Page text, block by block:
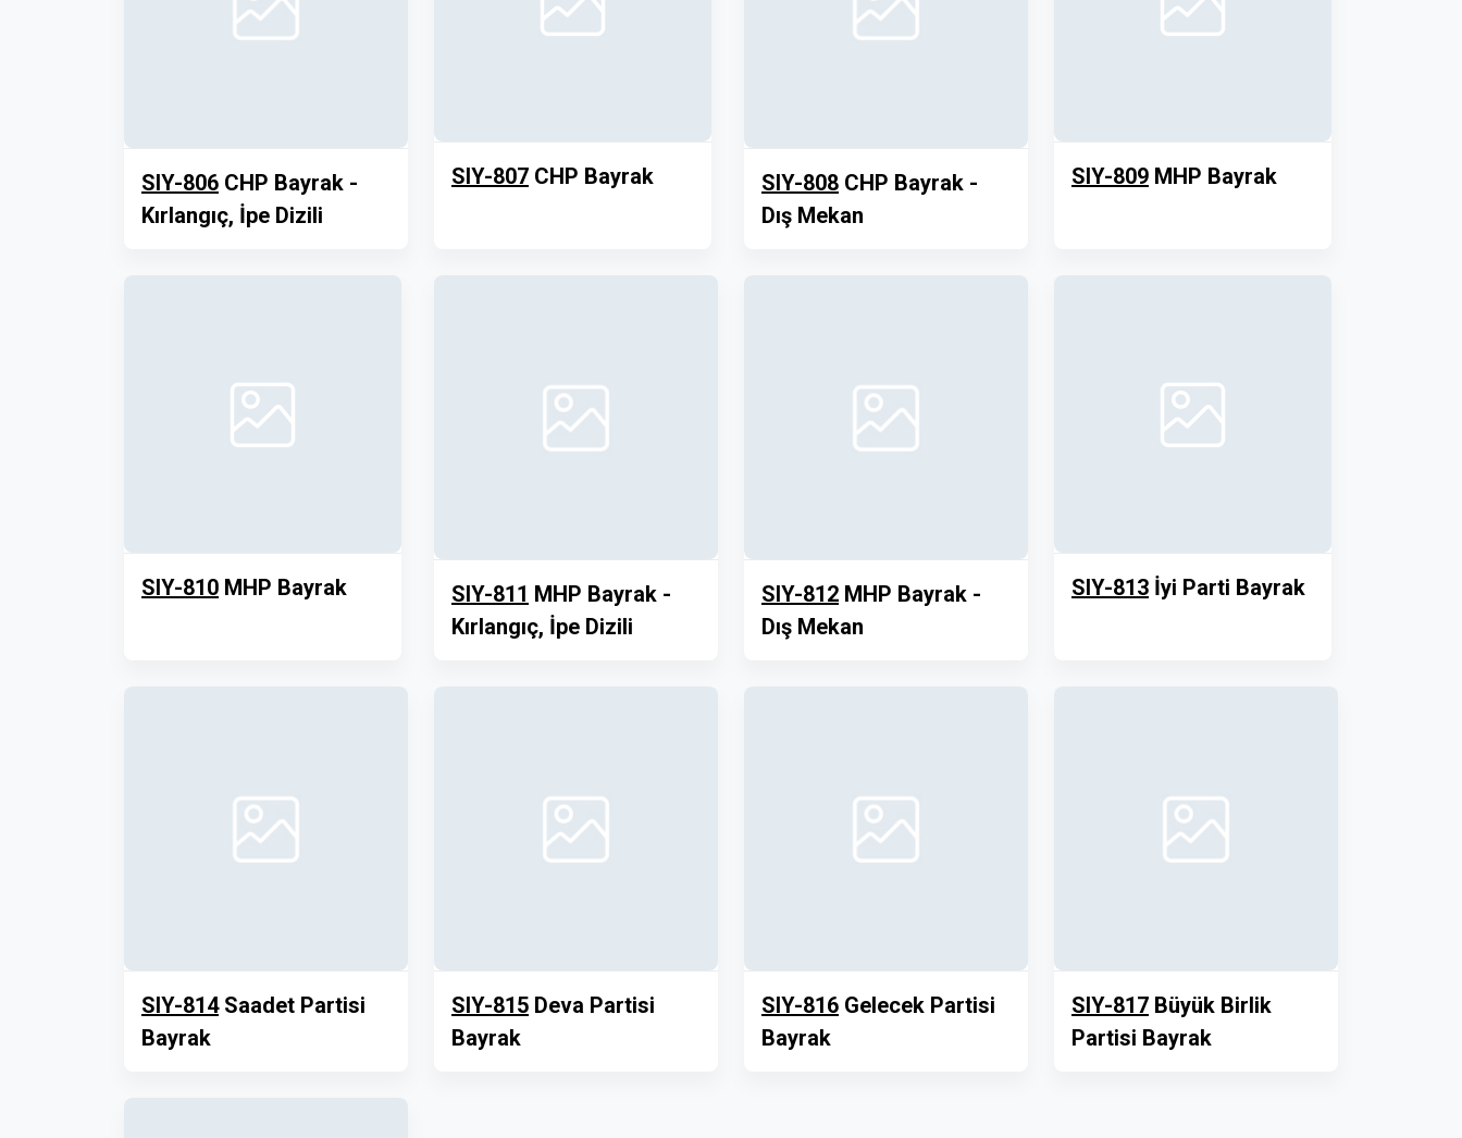
SIY-806 CHP Bayrak -
Kırlangıç, İpe Dizili
SIY-807 CHP Bayrak SIY-808 CHP Bayrak -
Dış Mekan
SIY-809 MHP Bayrak
SIY-810 MHP Bayrak SIY-811 MHP Bayrak -
Kırlangıç, İpe Dizili
SIY-812 MHP Bayrak -
Dış Mekan
SIY-813 İyi Parti Bayrak
SIY-814Saadet Partisi
Bayrak
SIY-815 Deva Partisi
Bayrak
SIY-816 Gelecek Partisi
Bayrak
SIY-817 Büyük Birlik
Partisi Bayrak